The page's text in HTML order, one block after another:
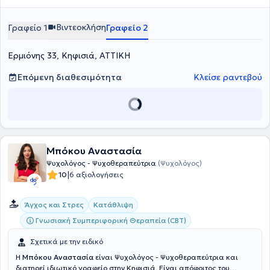
Γραφείο 1 ΒιντεοκλήσηΓραφείο 2
Ερμιόνης 33, Κηφισιά, ΑΤΤΙΚΗ
Επόμενη διαθεσιμότητα
Κλείσε ραντεβού
Μπόκου Αναστασία
Ψυχολόγος - Ψυχοθεραπεύτρια (Ψυχολόγος)
10|6 αξιολογήσεις
Άγχος και Στρες
Κατάθλιψη
Γνωσιακή Συμπεριφορική Θεραπεία (CBT)
Σχετικά με την ειδικό
Η Μπόκου Αναστασία είναι Ψυχολόγος - Ψυχοθεραπεύτρια και
διατηρεί ιδιωτικό γραφείο στην Κηφισιά. Είναι απόφοιτος του